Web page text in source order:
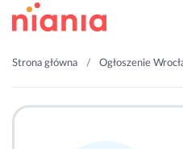
Strona główna Ogłoszenie